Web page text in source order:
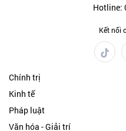
Hotline:
Kết nối
Chính trị
Kinh tế
Pháp luật
Văn hóa - Giải trí